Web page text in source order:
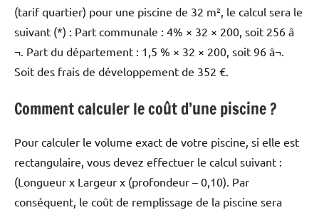
(tarif quartier) pour une piscine de 32 m², le calcul sera le
suivant (*) : Part communale : 4% × 32 × 200, soit 256 â
¬. Part du département : 1,5 % × 32 × 200, soit 96 â¬.
Soit des frais de développement de 352 €.
Comment calculer le coût d’une piscine ?
Pour calculer le volume exact de votre piscine, si elle est
rectangulaire, vous devez effectuer le calcul suivant :
(Longueur x Largeur x (profondeur – 0,10). Par
conséquent, le coût de remplissage de la piscine sera